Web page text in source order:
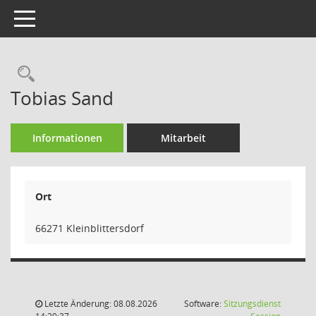
Toggle navigation
Rechercheauswahl
Tobias Sand
Informationen Mitarbeit
Ort
66271 Kleinblittersdorf
Letzte Änderung: 08.08.2026
Software:Sitzungsdienst